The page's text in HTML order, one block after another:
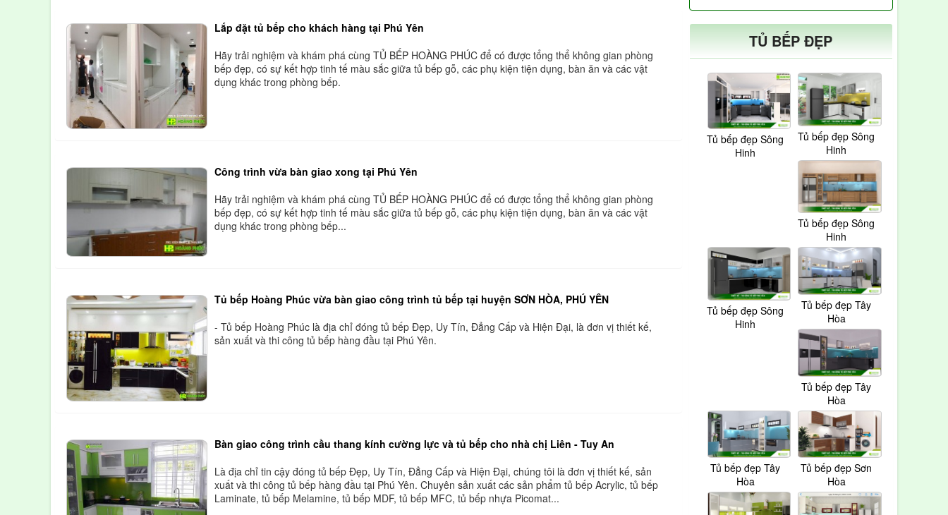
Lắp đặt tủ bếp cho khách hàng tại Phú Yên
Hãy trải nghiệm và khám phá cùng TỦ BẾP HOÀNG PHÚC để có được tổng thể không gian phòng
bếp đẹp, có sự kết hợp tinh tế màu sắc giữa tủ bếp gỗ, các phụ kiện tiện dụng, bàn ăn và các vật
dụng khác trong phòng bếp.
Công trình vừa bàn giao xong tại Phú Yên
Hãy trải nghiệm và khám phá cùng TỦ BẾP HOÀNG PHÚC để có được tổng thể không gian phòng
bếp đẹp, có sự kết hợp tinh tế màu sắc giữa tủ bếp gỗ, các phụ kiện tiện dụng, bàn ăn và các vật
dụng khác trong phòng bếp...
Tủ bếp Hoàng Phúc vừa bàn giao công trình tủ bếp tại huyện SƠN HÒA, PHÚ YÊN
- Tủ bếp Hoàng Phúc là địa chỉ đóng tủ bếp Đẹp, Uy Tín, Đẳng Cấp‎ và Hiện Đại, là đơn vị thiết kế,
sản xuất và thi công tủ bếp hàng đầu tại Phú Yên.
Bàn giao công trình cầu thang kính cường lực và tủ bếp cho nhà chị Liên - Tuy An
Là địa chỉ tin cậy đóng tủ bếp Đẹp, Uy Tín, Đẳng Cấp‎ và Hiện Đại, chúng tôi là đơn vị thiết kế, sản
xuất và thi công tủ bếp hàng đầu tại Phú Yên. Chuyên sản xuất các sản phẩm tủ bếp Acrylic, tủ bếp
Laminate, tủ bếp Melamine, tủ bếp MDF, tủ bếp MFC, tủ bếp nhựa Picomat...
TỦ BẾP ĐẸP
Tủ bếp đẹp Sông
Hinh
Tủ bếp đẹp Sông
Hinh
Tủ bếp đẹp Sông
Hinh
Tủ bếp đẹp Sông
Hinh
Tủ bếp đẹp Tây
Hòa
Tủ bếp đẹp Tây
Hòa
Tủ bếp đẹp Tây
Hòa
Tủ bếp đẹp Sơn
Hòa